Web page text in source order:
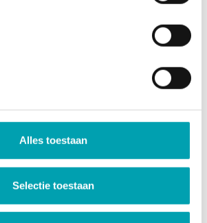
Alles toestaan
Selectie toestaan
steeds beter vorm te geven.
ideeën of opmerkingen? Laat
weten door een mail te sturen
direct het meest